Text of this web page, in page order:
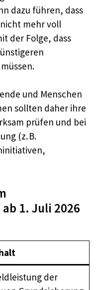
dazu führen, dass
mehr voll
der Folge, dass
und Menschen
sollten daher ihre
prüfen und bei
(z. B.
1. Juli 2026
der